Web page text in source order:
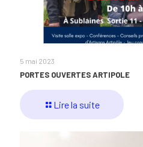
5 mai 2023
PORTES OUVERTES ARTIPOLE
Lire la suite